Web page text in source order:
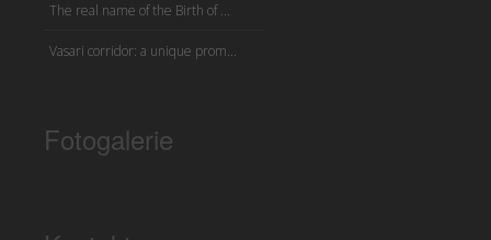
The real name of the Birth of ...
Vasari corridor: a unique prom...
Fotogalerie